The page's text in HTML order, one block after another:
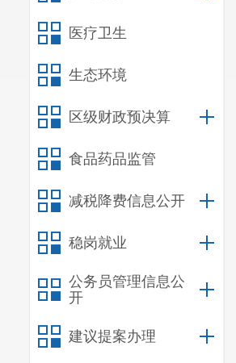
医疗卫生
生态环境
区级财政预决算
食品药品监管
减税降费信息公开
稳岗就业
公务员管理信息公
开
建议提案办理